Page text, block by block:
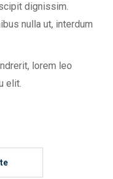
dignissim.
nulla ut, interdum
lorem leo
elit.